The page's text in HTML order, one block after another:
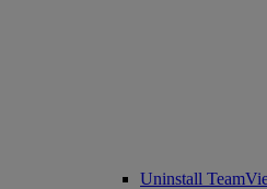
Uninstall